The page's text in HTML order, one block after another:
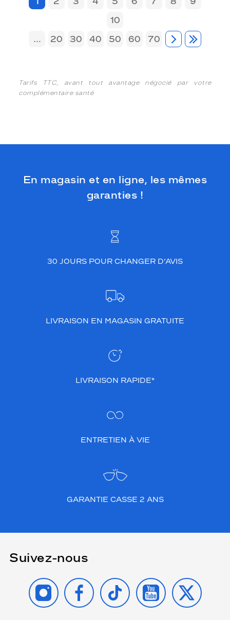
10
...
20 30 40 50 60 70
Tarifs TTC, avant tout avantage négocié par votre
complémentaire santé
En magasin et en ligne, les mêmes
garanties !
30 JOURS POUR CHANGER D’AVIS
LIVRAISON EN MAGASIN GRATUITE
LIVRAISON RAPIDE*
ENTRETIEN À VIE
GARANTIE CASSE 2 ANS
Suivez-nous
INSTAGRAMFACEBOOK
TIKTOK YOUTUBE
X